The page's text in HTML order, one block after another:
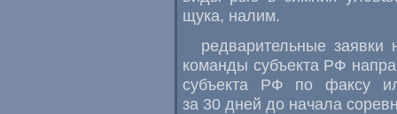
щука, налим.
редварительные заявки
команды субъекта РФ
субъекта РФ по факсу
за 30 дней до начала